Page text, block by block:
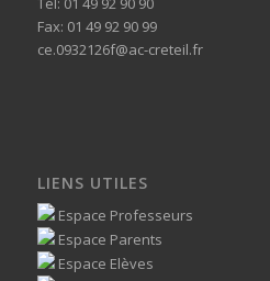
Fax: 01 49 92 90 99
ce.0932126f@ac-creteil.fr
LIENS UTILES
Espace Professeurs
Espace Parents
Espace Elèves